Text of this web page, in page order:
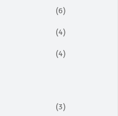
(6)
(4)
(4)
(3)